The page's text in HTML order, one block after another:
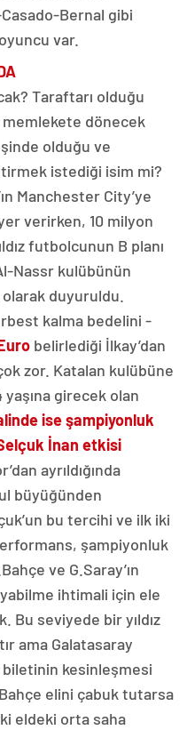
Bernal gibi
var.
Taraftarı olduğu
memlekete dönecek
olduğu ve
istediği isim mi?
Manchester City’ye
verirken, 10 milyon
futbolcunun B planı
Nassr kulübünün
duyuruldu.
kalma bedelini -
belirlediği İlkay’dan
zor. Katalan kulübüne
girecek olan
ise şampiyonluk
İnan etkisi
ayrıldığında
büyüğünden
bu tercihi ve ilk iki
şampiyonluk
ve G.Saray’ın
ihtimali için ele
Bu seviyede bir yıldız
ama Galatasaray
kesinleşmesi
elini çabuk tutarsa
eldeki orta saha